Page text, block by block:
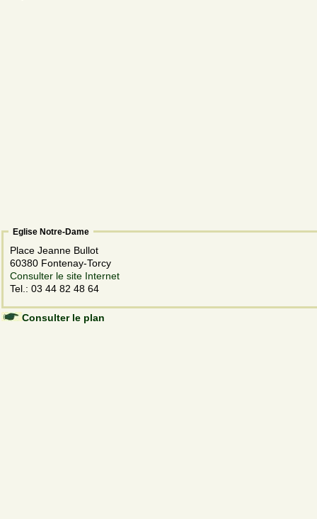
Eglise Notre-Dame
Place Jeanne Bullot
60380 Fontenay-Torcy
Consulter le site Internet
Tel.: 03 44 82 48 64
Consulter le plan